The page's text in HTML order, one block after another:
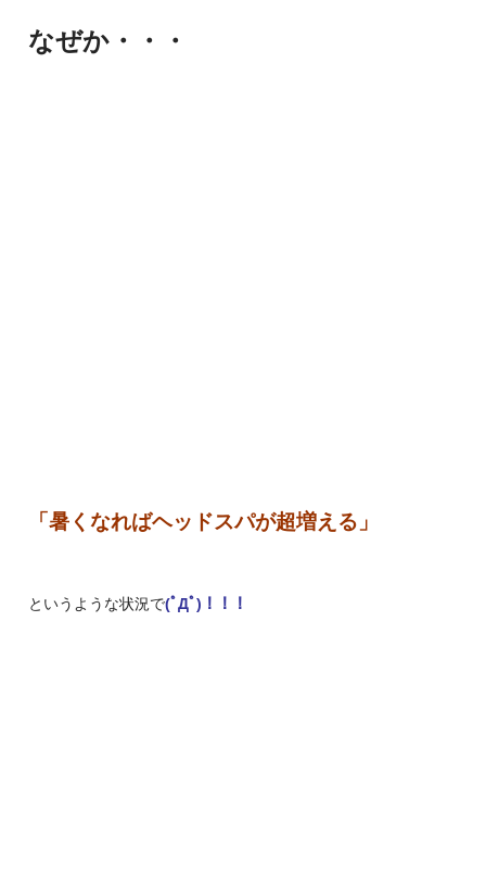
なぜか・・・
「暑くなればヘッドスパが超増える」
というような状況で(ﾟДﾟ)！！！